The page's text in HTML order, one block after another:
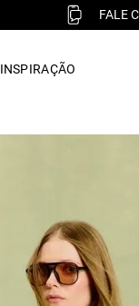
FALE
INSPIRAÇÃO